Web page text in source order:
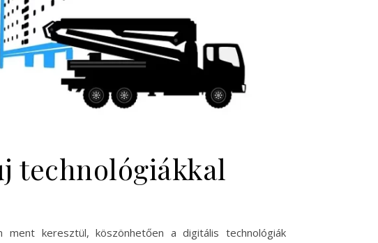
technológiákkal
keresztül, köszönhetően a digitális technológiák